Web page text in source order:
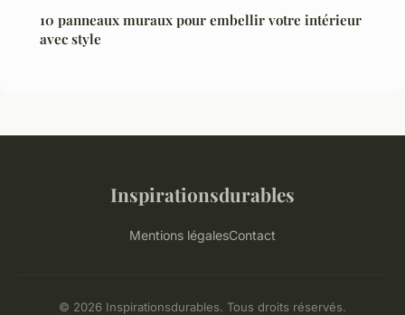
10 panneaux muraux pour embellir votre intérieur
avec style
Inspirationsdurables
Mentions légalesContact
© 2026 Inspirationsdurables. Tous droits réservés.